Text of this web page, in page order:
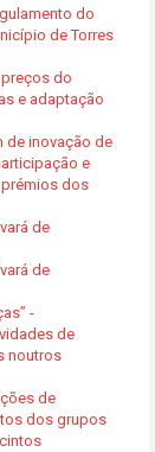
do
de Torres
preços do
e adaptação
de inovação de
e
dos
de
de
-
de
noutros
de
dos grupos